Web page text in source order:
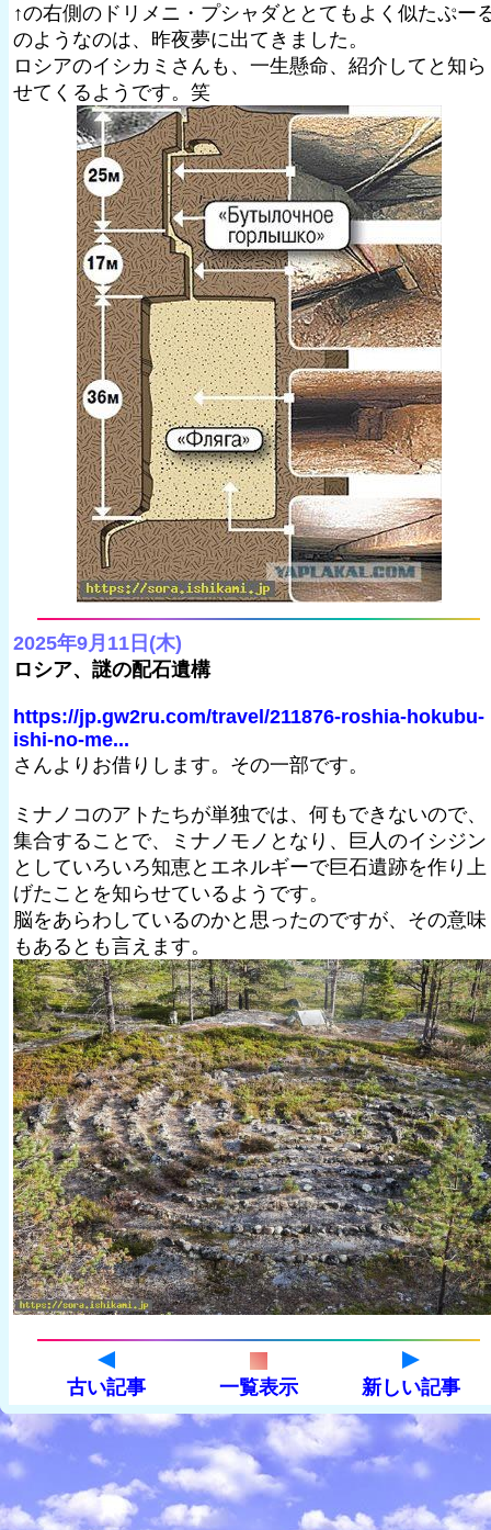
↑の右側のドリメニ・プシャダととてもよく似たぷー
のようなのは、昨夜夢に出てきました。
ロシアのイシカミさんも、一生懸命、紹介してと知ら
せてくるようです。笑
2025年9月11日(木)
ロシア、謎の配石遺構
https://jp.gw2ru.com/travel/211876-roshia-hokubu-
ishi-no-me...
さんよりお借りします。その一部です。
ミナノコのアトたちが単独では、何もできないので、
集合することで、ミナノモノとなり、巨人のイシジン
としていろいろ知恵とエネルギーで巨石遺跡を作り上
げたことを知らせているようです。
脳をあらわしているのかと思ったのですが、その意味
もあるとも言えます。
古い記事 一覧表示 新しい記事